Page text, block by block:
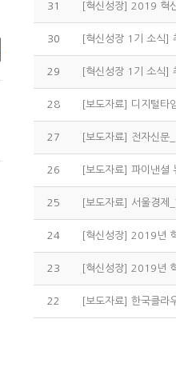
31 [혁신성장] 2019 혁
30 [혁신성장 1기 소식
29 [혁신성장 1기 소식
28
27
26
25
24 [혁신성장] 2019년
23 [혁신성장] 2019년
22